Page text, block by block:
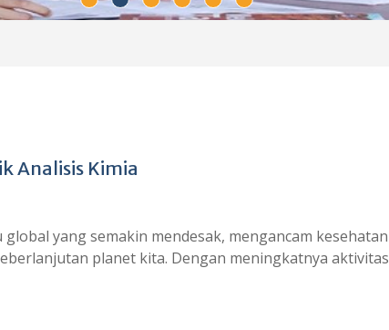
Analisis Kimia
yang semakin mendesak, mengancam kesehatan
planet kita. Dengan meningkatnya aktivitas